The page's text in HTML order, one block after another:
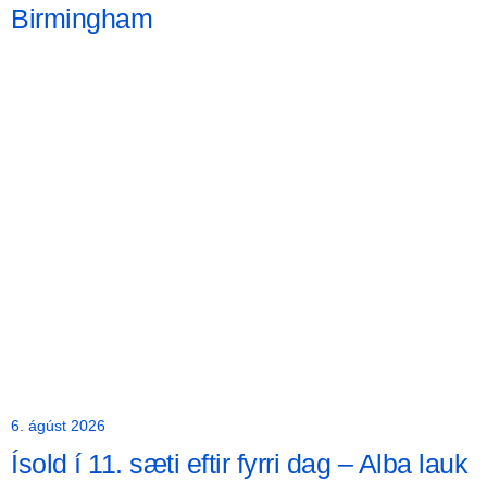
Birmingham
6. ágúst 2026
Ísold í 11. sæti eftir fyrri dag – Alba lauk